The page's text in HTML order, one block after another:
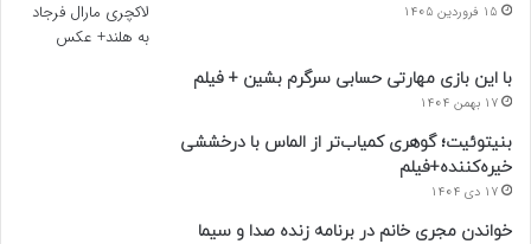
15 فروردین 1405
با این بازی مهارتی حسابی سرگرم بشین + فیلم
17 بهمن 1404
بنیتوئیت؛ گوهری کمیاب‌تر از الماس با درخششی
خیره‌کننده+فیلم
17 دی 1404
خواندن مجری خانم در برنامه زنده صدا و سیما